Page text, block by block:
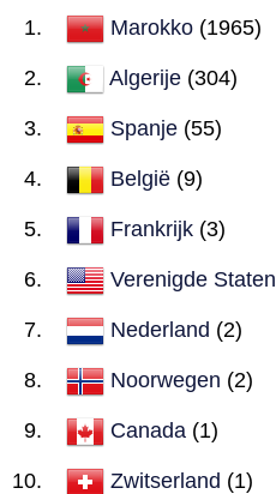
Marokko (1965)
Algerije (304)
Spanje (55)
België (9)
Frankrijk (3)
Verenigde Staten
Nederland (2)
Noorwegen (2)
Canada (1)
Zwitserland (1)